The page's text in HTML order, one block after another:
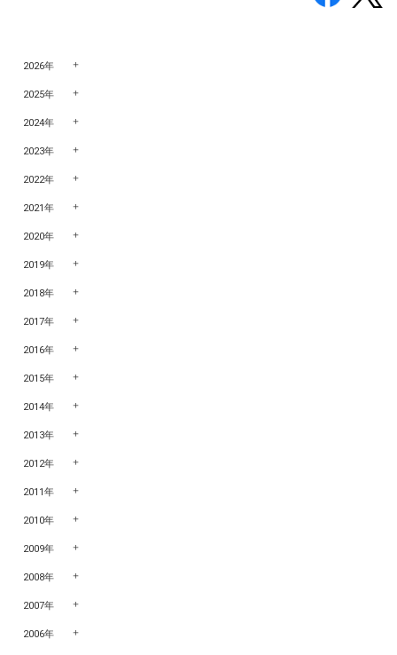
2026年
2025年
2024年
2023年
2022年
2021年
2020年
2019年
2018年
2017年
2016年
2015年
2014年
2013年
2012年
2011年
2010年
2009年
2008年
2007年
2006年